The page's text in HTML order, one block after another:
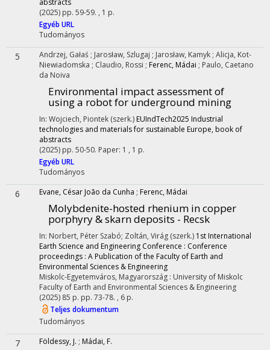
abstracts
(2025) pp. 59-59. , 1 p.
Egyéb URL
Tudományos
5 Andrzej, Gałaś ; Jarosław, Szlugaj ; Jarosław, Kamyk ; Alicja, Kot-
Niewiadomska ; Claudio, Rossi ; Ferenc, Mádai ; Paulo, Caetano
da Noiva
Environmental impact assessment of
using a robot for underground mining
In: Wojciech, Piontek (szerk.) EUIndTech2025 Industrial
technologies and materials for sustainable Europe, book of
abstracts
(2025) pp. 50-50. Paper: 1 , 1 p.
Egyéb URL
Tudományos
6 Evane, César João da Cunha ; Ferenc, Mádai
Molybdenite-hosted rhenium in copper
porphyry & skarn deposits - Recsk
In: Norbert, Péter Szabó; Zoltán, Virág (szerk.) 1st International
Earth Science and Engineering Conference : Conference
proceedings : A Publication of the Faculty of Earth and
Environmental Sciences & Engineering
Miskolc-Egyetemváros, Magyarország : University of Miskolc
Faculty of Earth and Environmental Sciences & Engineering
(2025) 85 p. pp. 73-78. , 6 p.
Teljes dokumentum
Tudományos
7 Földessy, J. ; Mádai, F.